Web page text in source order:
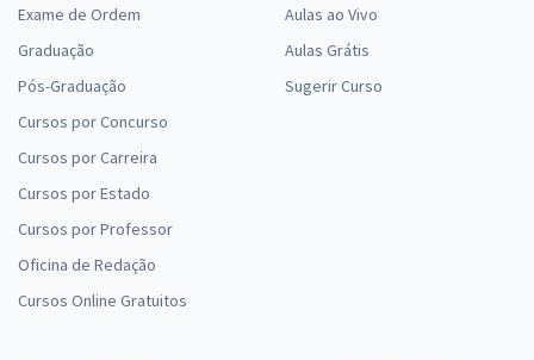
Exame de Ordem
Graduação
Pós-Graduação
Cursos por Concurso
Cursos por Carreira
Cursos por Estado
Cursos por Professor
Oficina de Redação
Cursos Online Gratuitos
Aulas ao Vivo
Aulas Grátis
Sugerir Curso